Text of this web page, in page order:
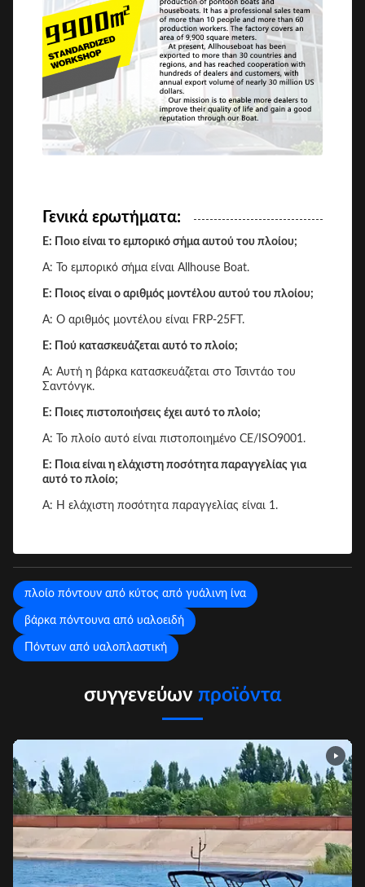
Γενικά ερωτήματα:
Ε: Ποιο είναι το εμπορικό σήμα αυτού του πλοίου;
Α: Το εμπορικό σήμα είναι Allhouse Boat.
Ε: Ποιος είναι ο αριθμός μοντέλου αυτού του πλοίου;
Α: Ο αριθμός μοντέλου είναι FRP-25FT.
Ε: Πού κατασκευάζεται αυτό το πλοίο;
Α: Αυτή η βάρκα κατασκευάζεται στο Τσιντάο του
Σαντόνγκ.
Ε: Ποιες πιστοποιήσεις έχει αυτό το πλοίο;
Α: Το πλοίο αυτό είναι πιστοποιημένο CE/ISO9001.
Ε: Ποια είναι η ελάχιστη ποσότητα παραγγελίας για
αυτό το πλοίο;
Α: Η ελάχιστη ποσότητα παραγγελίας είναι 1.
πλοίο πόντουν από κύτος από γυάλινη ίνα
βάρκα πόντουνα από υαλοειδή
Πόντων από υαλοπλαστική
συγγενεύων προϊόντα